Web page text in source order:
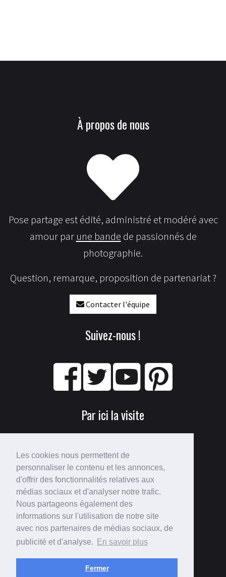
Les cookies nous permettent de
personnaliser le contenu et les annonces,
d'offrir des fonctionnalités relatives aux
médias sociaux et d'analyser notre trafic.
Nous partageons également des
informations sur l'utilisation de notre site
avec nos partenaires de médias sociaux, de
publicité et d'analyse.
En savoir plus
Fermer
À propos de nous
Pose partage est édité, administré et modéré avec
amour par une bande de passionnés de
photographie.
Question, remarque, proposition de partenariat ?
Contacter l'équipe
Suivez-nous !
Par ici la visite
Perdu ?
Voici le plan du site!